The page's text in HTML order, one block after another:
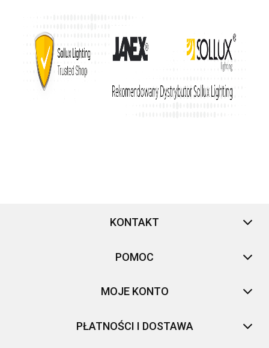
KONTAKT
POMOC
MOJE KONTO
PŁATNOŚCI I DOSTAWA